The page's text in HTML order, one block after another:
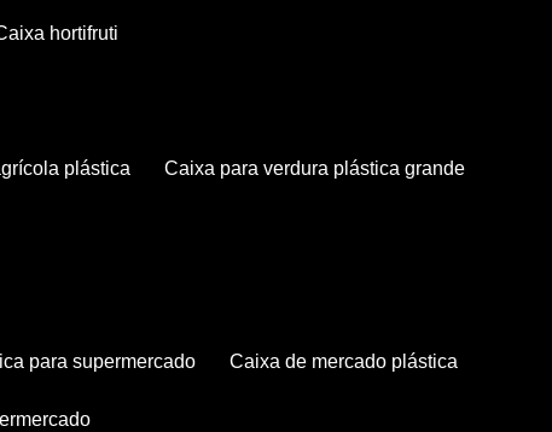
caixa hortifruti
plástica caixa para verdura plástica grande
para supermercado caixa de mercado plástica